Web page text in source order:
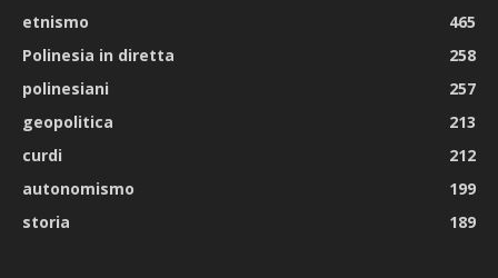
etnismo
465
Polinesia in diretta
258
polinesiani
257
geopolitica
213
curdi
212
autonomismo
199
storia
189